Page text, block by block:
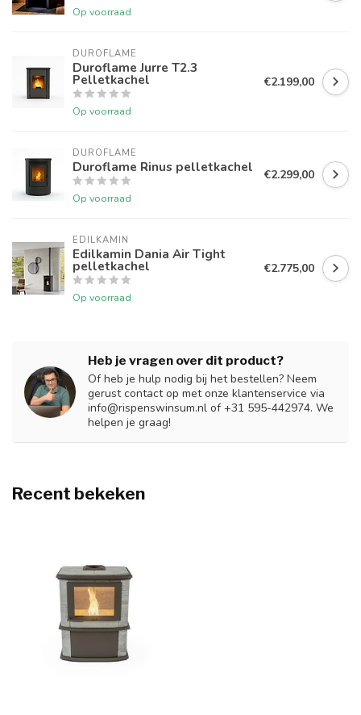
Op voorraad
DUROFLAME
Duroflame Jurre T2.3
Pelletkachel
Op voorraad
€2.199,00
DUROFLAME
Duroflame Rinus pelletkachel
Op voorraad
€2.299,00
EDILKAMIN
Edilkamin Dania Air Tight
pelletkachel
Op voorraad
€2.775,00
Heb je vragen over dit product?
Of heb je hulp nodig bij het bestellen? Neem
gerust contact op met onze klantenservice via
info@rispenswinsum.nl of +31 595-442974. We
helpen je graag!
Recent bekeken